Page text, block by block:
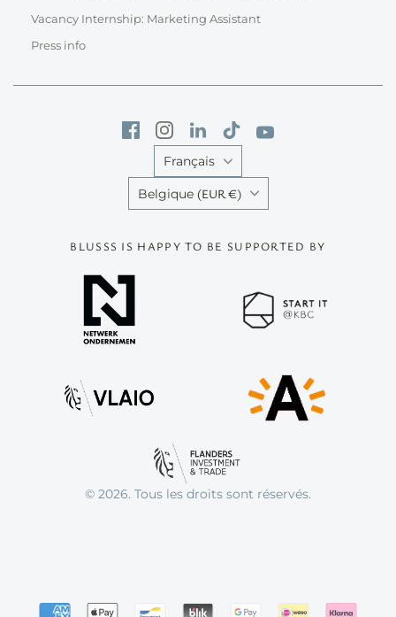
Vacancy Internship: Marketing Assistant
Press info
Langue
Français
Pays
Belgique (EUR €)
BLUSSS IS HAPPY TO BE SUPPORTED BY
© 2026. Tous les droits sont réservés.